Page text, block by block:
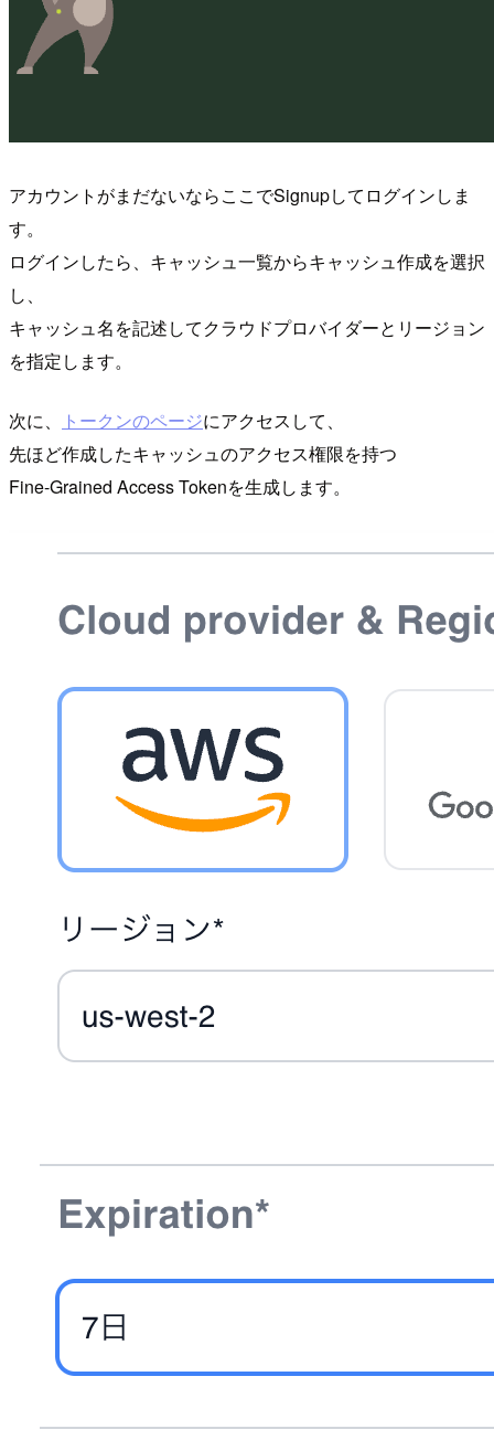
アカウントがまだないならここでSignupしてログインしま
す。
ログインしたら、キャッシュ一覧からキャッシュ作成を選択
し、
キャッシュ名を記述してクラウドプロバイダーとリージョン
を指定します。
次に、 トークンのページにアクセスして、
先ほど作成したキャッシュのアクセス権限を持つ
Fine-Grained Access Tokenを生成します。